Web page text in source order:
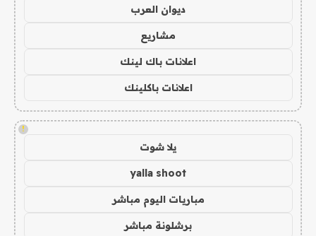
ديوان العرب
مشاريع
اعلانات باك لينك
اعلانات باكلينك
!
يلا شوت
yalla shoot
مباريات اليوم مباشر
برشلونة مباشر